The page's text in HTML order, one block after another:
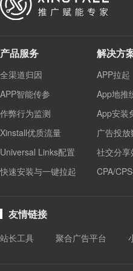
产品服务
全渠道归因
APP智能传参
作弊行为监测
Xinstall优质流量
Universal Links配置
快速安装与一键拉起
解决方
APP拉起
App地推
App安装
广告投
社交分
CPA/
友情链接
站长工具 聚合广告平台